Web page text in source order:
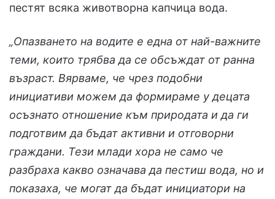
пестят всяка животворна капчица вода.
„Опазването на водите е една от най-важните
теми, които трябва да се обсъждат от ранна
възраст. Вярваме, че чрез подобни
инициативи можем да формираме у децата
осъзнато отношение към природата и да ги
подготвим да бъдат активни и отговорни
граждани. Тези млади хора не само че
разбраха какво означава да пестиш вода, но и
показаха, че могат да бъдат инициатори на